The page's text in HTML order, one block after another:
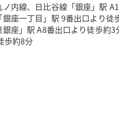
ノ内線、日比谷線「銀座」駅
銀座一丁目」駅 9番出口より徒
銀座」駅 A8番出口より徒歩約3
歩約8分